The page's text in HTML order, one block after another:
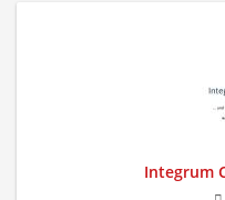
Integrum